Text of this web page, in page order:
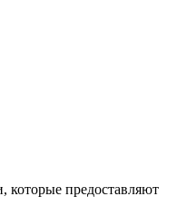
которые предоставляют